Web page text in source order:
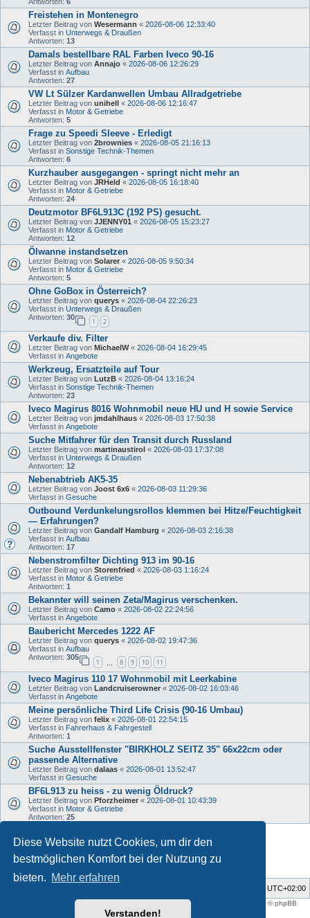
Diese Website nutzt Cookies, um dir den
bestmöglichen Komfort bei der Nutzung zu
bieten. Mehr erfahren
Verstanden!
Freistehen in Montenegro
Letzter Beitrag von Wesermann « 2026-08-06 12:33:40
Verfasst in Unterwegs & Draußen
Antworten: 13
Damals bestellbare RAL Farben Iveco 90-16
Letzter Beitrag von Annajo « 2026-08-06 12:26:29
Verfasst in Aufbau
Antworten: 27
VW Lt Sülzer Kardanwellen Umbau Allradgetriebe
Letzter Beitrag von unihell « 2026-08-06 12:16:47
Verfasst in Motor & Getriebe
Antworten: 5
Frage zu Speedi Sleeve - Erledigt
Letzter Beitrag von 2brownies « 2026-08-05 21:16:13
Verfasst in Sonstige Technik-Themen
Antworten: 6
Kurzhauber ausgegangen - springt nicht mehr an
Letzter Beitrag von JRHeld « 2026-08-05 16:18:40
Verfasst in Motor & Getriebe
Antworten: 24
Deutzmotor BF6L913C (192 PS) gesucht.
Letzter Beitrag von JJENNY01 « 2026-08-05 15:23:27
Verfasst in Motor & Getriebe
Antworten: 12
Ölwanne instandsetzen
Letzter Beitrag von Solarer « 2026-08-05 9:50:34
Verfasst in Motor & Getriebe
Antworten: 5
Ohne GoBox in Österreich?
Letzter Beitrag von querys « 2026-08-04 22:26:23
Verfasst in Unterwegs & Draußen
Antworten: 30
1 2
Verkaufe div. Filter
Letzter Beitrag von MichaelW« 2026-08-04 16:29:45
Verfasst in Angebote
Werkzeug, Ersatzteile auf Tour
Letzter Beitrag von LutzB « 2026-08-04 13:16:24
Verfasst in Sonstige Technik-Themen
Antworten: 23
Iveco Magirus 8016 Wohnmobil neue HU und H sowie Service
Letzter Beitrag von jmdahlhaus « 2026-08-03 17:50:38
Verfasst in Angebote
Suche Mitfahrer für den Transit durch Russland
Letzter Beitrag von martinaustirol « 2026-08-03 17:37:08
Verfasst in Unterwegs & Draußen
Antworten: 12
Nebenabtrieb AK5-35
Letzter Beitrag von Joost 6x6 « 2026-08-03 11:29:36
Verfasst in Gesuche
Outbound Verdunkelungsrollos klemmen bei Hitze/Feuchtigkeit
— Erfahrungen?
Letzter Beitrag von Gandalf Hamburg « 2026-08-03 2:16:38
Verfasst in Aufbau
Antworten: 17
Nebenstromfilter Dichting 913 im 90-16
Letzter Beitrag von Storenfried « 2026-08-03 1:16:24
Verfasst in Motor & Getriebe
Antworten: 1
Bekannter will seinen Zeta/Magirus verschenken.
Letzter Beitrag von Camo « 2026-08-02 22:24:56
Verfasst in Angebote
Baubericht Mercedes 1222 AF
Letzter Beitrag von querys « 2026-08-02 19:47:36
Verfasst in Aufbau
Antworten: 305
1 8 9 10 11
Iveco Magirus 110 17 Wohnmobil mit Leerkabine
Letzter Beitrag von Landcruiserowner « 2026-08-02 16:03:46
Verfasst in Angebote
Meine persönliche Third Life Crisis (90-16 Umbau)
Letzter Beitrag von felix « 2026-08-01 22:54:15
Verfasst in Fahrerhaus & Fahrgestell
Antworten: 1
Suche Ausstellfenster "BIRKHOLZ SEITZ 35" 66x22cm oder
passende Alternative
Letzter Beitrag von dalaas « 2026-08-01 13:52:47
Verfasst in Gesuche
BF6L913 zu heiss - zu wenig Öldruck?
Letzter Beitrag von Pforzheimer « 2026-08-01 10:43:39
Verfasst in Motor & Getriebe
Antworten: 25
Die Suche ergab 33 Treffer • Seite1von
UTC+02:00
support forum tricolor phpBB
® Forum Software © phpBB
Limited